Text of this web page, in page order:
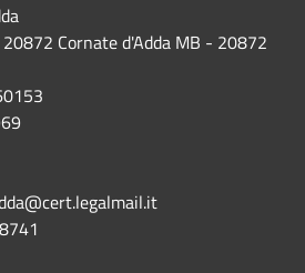
Cornate d'Adda MB - 20872